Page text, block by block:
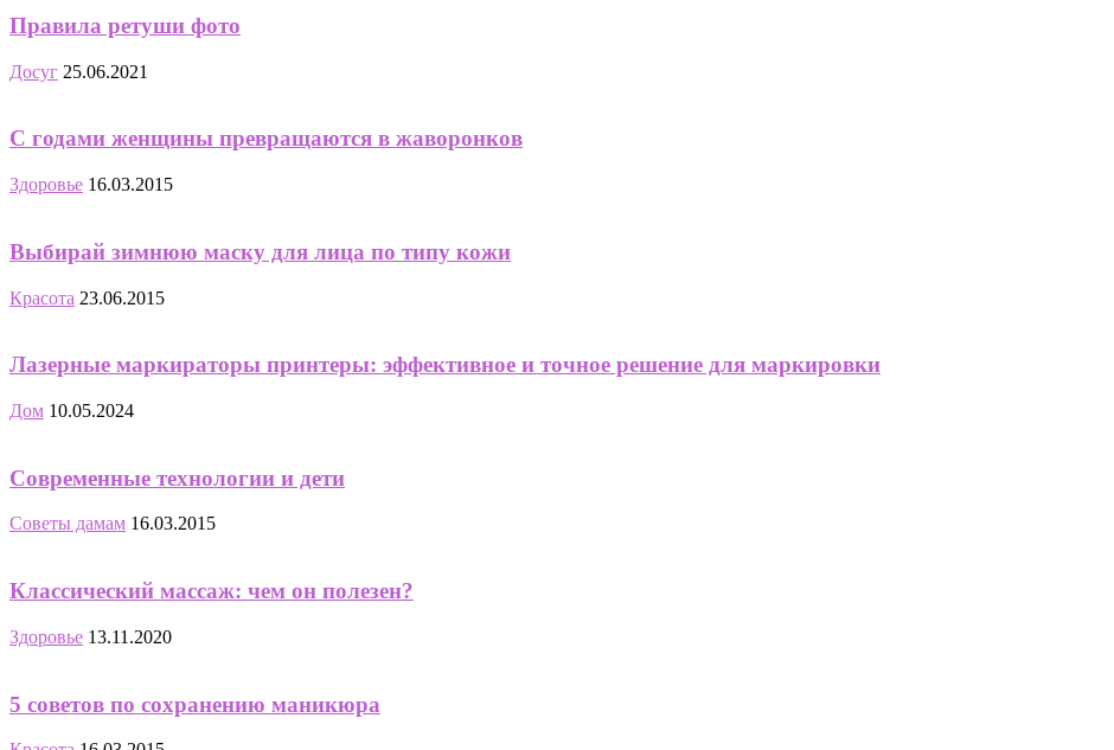
Правила ретуши фото
Досуг 25.06.2021
С годами женщины превращаются в жаворонков
Здоровье 16.03.2015
Выбирай зимнюю маску для лица по типу кожи
Красота 23.06.2015
Лазерные маркираторы принтеры: эффективное и точное решение для маркировки
Дом 10.05.2024
Современные технологии и дети
Советы дамам 16.03.2015
Классический массаж: чем он полезен?
Здоровье 13.11.2020
5 советов по сохранению маникюра